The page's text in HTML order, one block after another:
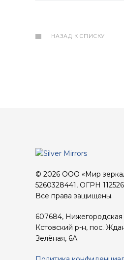
НАЗАД К СПИСКУ
© 2026 ООО «Мир
5260328441, ОГРН
Все права защищены.
607684, Нижегородская
Кстовский р-н, пос.
Зелёная, 6А